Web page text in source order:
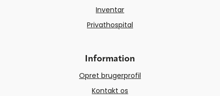
Inventar
Privathospital
Information
Opret brugerprofil
Kontakt os